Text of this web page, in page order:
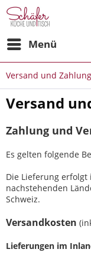
Menü
Versand und
Versand
Zahlung und
Es gelten folgende
Die Lieferung
nachstehenden
Schweiz.
Versandkosten
Lieferungen im